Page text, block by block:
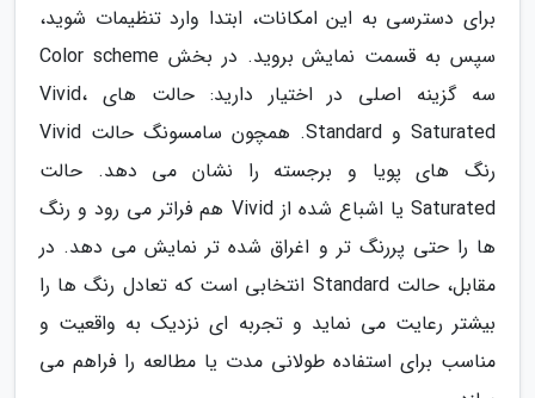
برای دسترسی به این امکانات، ابتدا وارد تنظیمات شوید،
سپس به قسمت نمایش بروید. در بخش Color scheme
سه گزینه اصلی در اختیار دارید: حالت های Vivid،
Saturated و Standard. همچون سامسونگ حالت Vivid
رنگ های پویا و برجسته را نشان می دهد. حالت
Saturated یا اشباع شده از Vivid هم فراتر می رود و رنگ
ها را حتی پررنگ تر و اغراق شده تر نمایش می دهد. در
مقابل، حالت Standard انتخابی است که تعادل رنگ ها را
بیشتر رعایت می نماید و تجربه ای نزدیک به واقعیت و
مناسب برای استفاده طولانی مدت یا مطالعه را فراهم می